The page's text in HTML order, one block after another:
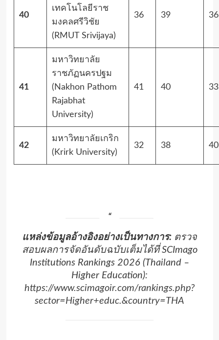
40
เทคโนโลยีราช
มงคลศรีวิชัย
(RMUT Srivijaya)
36 39 36
41
มหาวิทยาลัย
ราชภัฏนครปฐม
(Nakhon Pathom
Rajabhat
University)
41 40 33
42
มหาวิทยาลัยเกริก
(Krirk University)
32 38 40
แหล่งข้อมูลอ้างอิงอย่างเป็นทางการ: ตรวจ
สอบผลการจัดอันดับฉบับเต็มได้ที่ SCImago
Institutions Rankings 2026 (Thailand –
Higher Education):
https://www.scimagoir.com/rankings.php?
sector=Higher+educ.&country=THA